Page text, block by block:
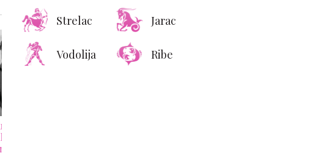
Strelac Jarac
Vodolija Ribe